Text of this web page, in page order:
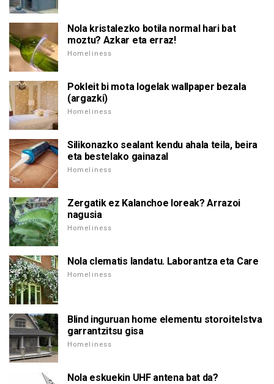
Nola kristalezko botila normal hari bat
moztu? Azkar eta erraz!
Homeliness
Pokleit bi mota logelak wallpaper bezala
(argazki)
Homeliness
Silikonazko sealant kendu ahala teila, beira
eta bestelako gainazal
Homeliness
Zergatik ez Kalanchoe loreak? Arrazoi
nagusia
Homeliness
Nola clematis landatu. Laborantza eta Care
Homeliness
Blind inguruan home elementu storoitelstva
garrantzitsu gisa
Homeliness
Nola eskuekin UHF antena bat da?